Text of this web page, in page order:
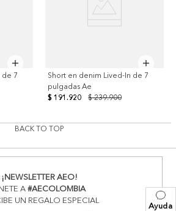
Ayuda
de 7
Short en denim Lived-In de 7
pulgadas Ae
$ 239.900
$ 191.920
BACK TO TOP
¡NEWSLETTER AEO!
A#AECOLOMBIA
UN REGALO ESPECIAL